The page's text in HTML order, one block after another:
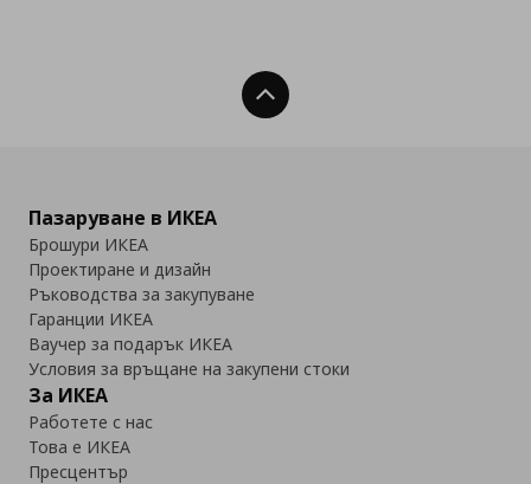
Нагоре
Пазаруване в ИКЕА
Брошури ИКЕА
Проектиране и дизайн
Ръководства за закупуване
Гаранции ИКЕА
Ваучер за подарък ИКЕА
Условия за връщане на закупени стоки
За ИКЕА
Работете с нас
Това е ИКЕА
Пресцентър